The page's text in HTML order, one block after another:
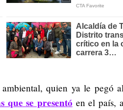
quien ya le pegó
que se presentó en el país,